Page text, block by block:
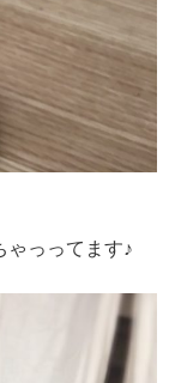
ゃっってます♪